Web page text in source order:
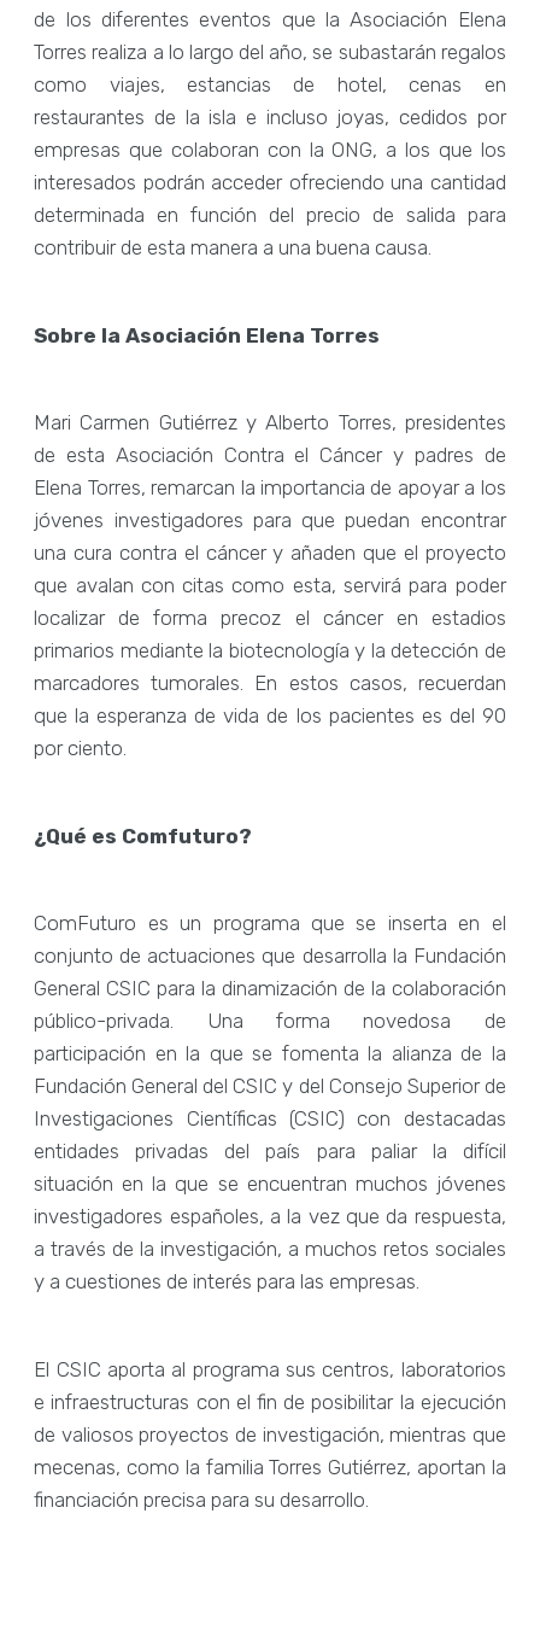
de los diferentes eventos que la Asociación Elena
Torres realiza a lo largo del año, se subastarán regalos
como viajes, estancias de hotel, cenas en
restaurantes de la isla e incluso joyas, cedidos por
empresas que colaboran con la ONG, a los que los
interesados podrán acceder ofreciendo una cantidad
determinada en función del precio de salida para
contribuir de esta manera a una buena causa.
Sobre la Asociación Elena Torres
Mari Carmen Gutiérrez y Alberto Torres, presidentes
de esta Asociación Contra el Cáncer y padres de
Elena Torres, remarcan la importancia de apoyar a los
jóvenes investigadores para que puedan encontrar
una cura contra el cáncer y añaden que el proyecto
que avalan con citas como esta, servirá para poder
localizar de forma precoz el cáncer en estadios
primarios mediante la biotecnología y la detección de
marcadores tumorales. En estos casos, recuerdan
que la esperanza de vida de los pacientes es del 90
por ciento.
¿ Qué es Comfuturo?
ComFuturo es un programa que se inserta en el
conjunto de actuaciones que desarrolla la Fundación
General CSIC para la dinamización de la colaboración
público-privada. Una forma novedosa de
participación en la que se fomenta la alianza de la
Fundación General del CSIC y del Consejo Superior de
Investigaciones Científicas (CSIC) con destacadas
entidades privadas del país para paliar la difícil
situación en la que se encuentran muchos jóvenes
investigadores españoles, a la vez que da respuesta,
a través de la investigación, a muchos retos sociales
y a cuestiones de interés para las empresas.
El CSIC aporta al programa sus centros, laboratorios
e infraestructuras con el fin de posibilitar la ejecución
de valiosos proyectos de investigación, mientras que
mecenas, como la familia Torres Gutiérrez, aportan la
financiación precisa para su desarrollo.